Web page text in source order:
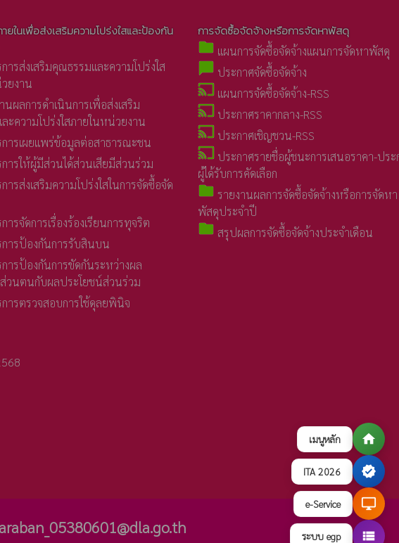
เมนูหลัก home
ITA 2026 verified
e-Service desktop_windows
ระบบ egp view_list
ยในเพื่อส่งเสริมความโปร่งใสและป้องกัน
ารส่งเสริมคุณธรรมและความโปร่งใส
ยงาน
นผลการดำเนินการเพื่อส่งเสริม
ะความโปร่งใสภายในหน่วยงาน
ารเผยแพร่ข้อมูลต่อสาธารณะชน
ารให้ผู้มีส่วนได้ส่วนเสียมีส่วนร่วม
ารส่งเสริมความโปร่งใสในการจัดซื้อจัด
ารจัดการเรื่องร้องเรียนการทุจริต
ารป้องกันการรับสินบน
ารป้องกันการขัดกันระหว่างผล
วนตนกับผลประโยชน์ส่วนร่วม
ารตรวจสอบการใช้ดุลยพินิจ
การจัดซื้อจัดจ้างหรือการจัดหาพัสดุ
folder แผนการจัดซื้อจัดจ้างแผนการจัดหาพัสดุ
chat_bubble ประกาศจัดซื้อจัดจ้าง
castแผนการจัดซื้อจัดจ้าง-RSS
castประกาศราคากลาง-RSS
castประกาศเชิญชวน-RSS
castประกาศรายชื่อผู้ชนะการเสนอราคา-ประ
ผู้ได้รับการคัดเลือก
folder รายงานผลการจัดซื้อจัดจ้างหรือการจัดหา
พัสดุประจำปี
folder สรุปผลการจัดซื้อจัดจ้างประจำเดือน